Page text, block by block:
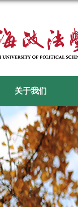
关于我们